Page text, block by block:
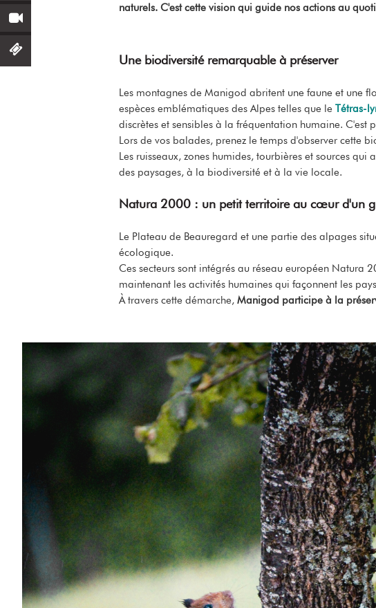
naturels. C'est cette vision qui guide nos actions au
Une biodiversité remarquable à préserver
Les montagnes de Manigod abritent une faune et une
espèces emblématiques des Alpes telles que le Tétras-
discrètes et sensibles à la fréquentation humaine.
Lors de vos balades, prenez le temps d'observer cette
Les ruisseaux, zones humides, tourbières et sources
des paysages, à la biodiversité et à la vie locale.
Natura 2000 : un petit territoire au cœur d'un
Le Plateau de Beauregard et une partie des alpages
écologique.
Ces secteurs sont intégrés au réseau européen Natura
maintenant les activités humaines qui façonnent les
À travers cette démarche, Manigod participe à la